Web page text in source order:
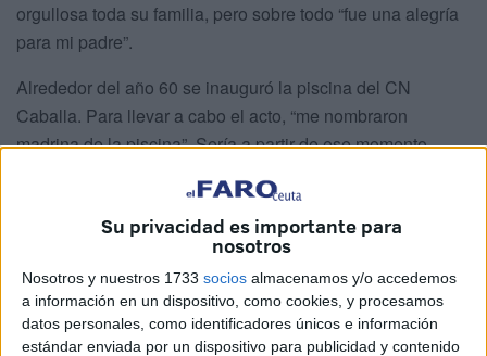
Su privacidad es importante para
nosotros
Nosotros y nuestros 1733 socios almacenamos y/o accedemos
a información en un dispositivo, como cookies, y procesamos
datos personales, como identificadores únicos e información
estándar enviada por un dispositivo para publicidad y contenido
orgullosa toda su familia, pero sobre todo “fue una alegría
para mi padre”.
Alrededor del año 60 se inauguró la piscina del CN
Caballa. Para llevar a cabo el acto, “me nombraron
madrina de la piscina”. Sería a partir de ese momento
La nadadora tenía grandes cualidades en el agua, sobre
todo en las modalidades de “Mariposa, 200 Estilos, 100
Libres y 50 Libres”, pues en lo que más destacaba era “en
las pruebas de velocidad”.